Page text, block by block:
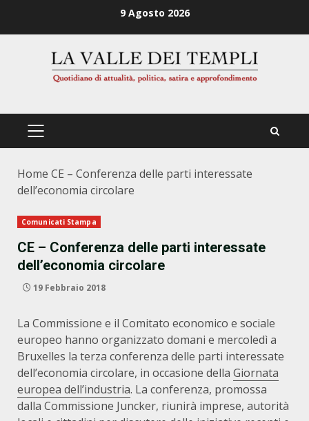
9 Agosto 2026
PRIMÄRES
Home CE – Conferenza delle parti interessate
dell’economia circolare
Comunicati Stampa
CE – Conferenza delle parti interessate
dell’economia circolare
19 Febbraio 2018
La Commissione e il Comitato economico e sociale
europeo hanno organizzato domani e mercoledì a
Bruxelles la terza conferenza delle parti interessate
dell’economia circolare, in occasione della Giornata
europea dell’industria. La conferenza, promossa
dalla Commissione Juncker, riunirà imprese, autorità